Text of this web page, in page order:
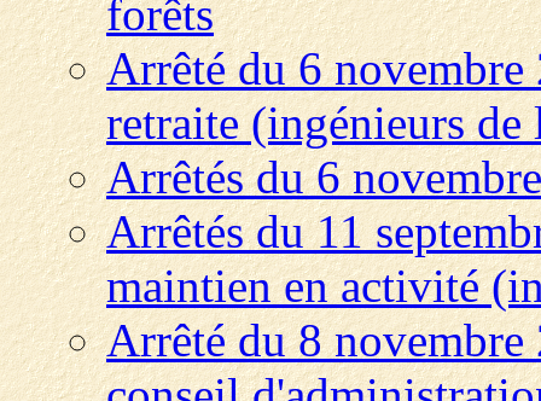
forêts
Arrêté du 6
retraite (ingénieurs
Arrêtés du 6
Arrêtés du 11
maintien en activité
Arrêté du 8